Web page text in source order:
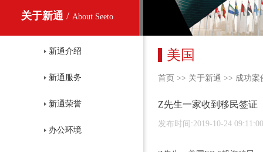
关于新通/ About Seeto
新通介绍
新通服务
新通荣誉
办公环境
美国
首页 >> 关于新通 >> 成功案
Z先生一家收到移民签证
发布时间:2019-10-24 09:11:00